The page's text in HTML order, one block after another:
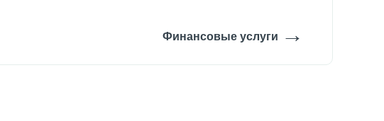
Финансовые услуги →